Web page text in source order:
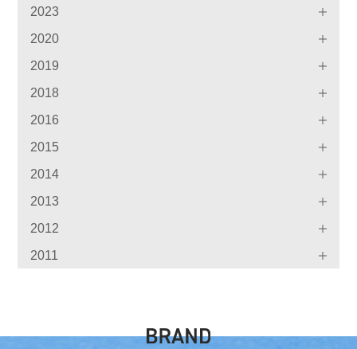
2023
2020
2019
2018
2016
2015
2014
2013
2012
2011